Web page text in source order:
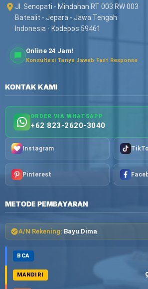
Jl. Senopati - Mindahan RT 003 RW 003
Batealit - Jepara - Jawa Tengah
Indonesia - Kodepos 59461
Online 24 Jam!
Konsultasi Tanya Jawab Fast Response
KONTAK KAMI
ORDER VIA WHATSAPP
+62 823-2620-3040
Instagram
Pinterest
METODE PEMBAYARAN
A/N Rekening: Bayu Dima
BCA
MANDIRI